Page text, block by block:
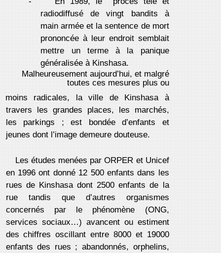
radiodiffusé de vingt bandits à
main armée et la sentence de mort
prononcée à leur endroit semblait
mettre un terme à la panique
généralisée à Kinshasa.
Malheureusement aujourd’hui, et malgré
toutes ces mesures plus ou
moins radicales, la ville de Kinshasa à
travers les grandes places, les marchés,
les parkings ; est bondée d’enfants et
jeunes dont l’image demeure douteuse.
Les études menées par ORPER et Unicef
en 1996 ont donné 12 500 enfants dans les
rues de Kinshasa dont 2500 enfants de la
rue tandis que d’autres organismes
concernés par le phénomène (ONG,
services sociaux…) avancent ou estiment
des chiffres oscillant entre 8000 et 19000
enfants des rues ; abandonnés, orphelins,